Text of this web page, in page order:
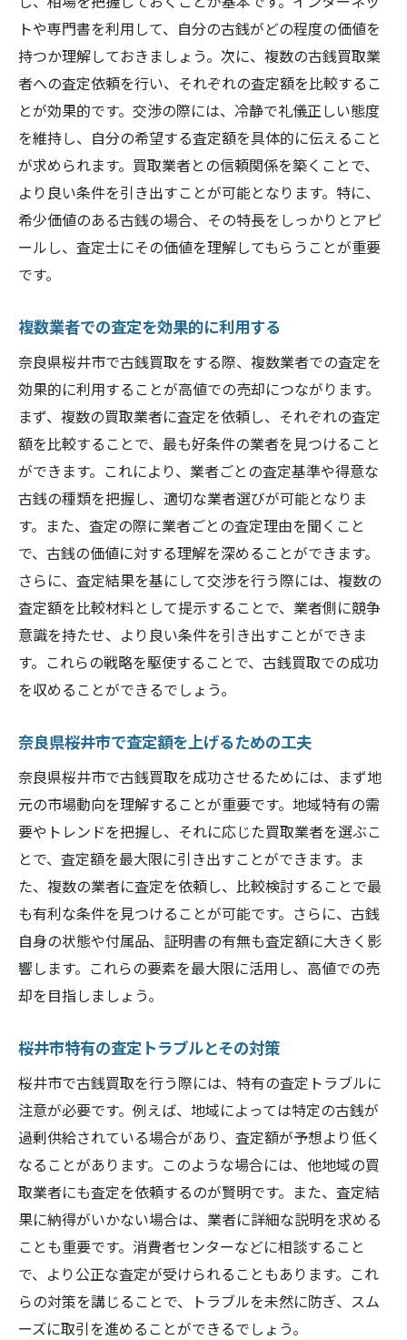
トや専門書を利用して、自分の古銭がどの程度の価値を
持つか理解しておきましょう。次に、複数の古銭買取業
者への査定依頼を行い、それぞれの査定額を比較するこ
とが効果的です。交渉の際には、冷静で礼儀正しい態度
を維持し、自分の希望する査定額を具体的に伝えること
が求められます。買取業者との信頼関係を築くことで、
より良い条件を引き出すことが可能となります。特に、
希少価値のある古銭の場合、その特長をしっかりとアピ
ールし、査定士にその価値を理解してもらうことが重要
です。
複数業者での査定を効果的に利用する
奈良県桜井市で古銭買取をする際、複数業者での査定を
効果的に利用することが高値での売却につながります。
まず、複数の買取業者に査定を依頼し、それぞれの査定
額を比較することで、最も好条件の業者を見つけること
ができます。これにより、業者ごとの査定基準や得意な
古銭の種類を把握し、適切な業者選びが可能となりま
す。また、査定の際に業者ごとの査定理由を聞くこと
で、古銭の価値に対する理解を深めることができます。
さらに、査定結果を基にして交渉を行う際には、複数の
査定額を比較材料として提示することで、業者側に競争
意識を持たせ、より良い条件を引き出すことができま
す。これらの戦略を駆使することで、古銭買取での成功
を収めることができるでしょう。
奈良県桜井市で査定額を上げるための工夫
奈良県桜井市で古銭買取を成功させるためには、まず地
元の市場動向を理解することが重要です。地域特有の需
要やトレンドを把握し、それに応じた買取業者を選ぶこ
とで、査定額を最大限に引き出すことができます。ま
た、複数の業者に査定を依頼し、比較検討することで最
も有利な条件を見つけることが可能です。さらに、古銭
自身の状態や付属品、証明書の有無も査定額に大きく影
響します。これらの要素を最大限に活用し、高値での売
却を目指しましょう。
桜井市特有の査定トラブルとその対策
桜井市で古銭買取を行う際には、特有の査定トラブルに
注意が必要です。例えば、地域によっては特定の古銭が
過剰供給されている場合があり、査定額が予想より低く
なることがあります。このような場合には、他地域の買
取業者にも査定を依頼するのが賢明です。また、査定結
果に納得がいかない場合は、業者に詳細な説明を求める
ことも重要です。消費者センターなどに相談すること
で、より公正な査定が受けられることもあります。これ
らの対策を講じることで、トラブルを未然に防ぎ、スム
ーズに取引を進めることができるでしょう。